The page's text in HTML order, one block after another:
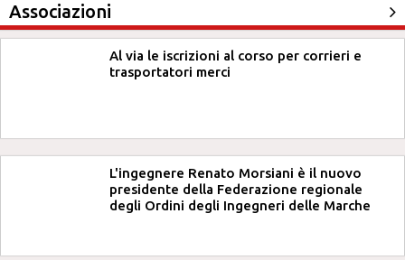
Associazioni
Al via le iscrizioni al corso per corrieri e
trasportatori merci
L'ingegnere Renato Morsiani è il nuovo
presidente della Federazione regionale
degli Ordini degli Ingegneri delle Marche